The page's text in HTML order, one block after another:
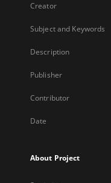
Creator
Subject and Keywords
Description
Publisher
Contributor
Date
About Project